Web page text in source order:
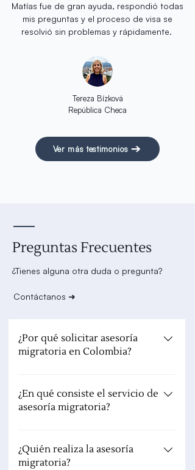
Matías fue de gran ayuda, respondió todas
mis preguntas y el proceso de visa se
resolvió sin problemas y rápidamente.
Tereza Bízková
República Checa
Ver más testimonios
Preguntas Frecuentes
¿Tienes alguna otra duda o pregunta?
Contáctanos ➜
¿Por qué solicitar asesoría
migratoria en Colombia?
profesional experto para determinar el
tipo adecuado de visa según sus
autoridad exige por facultad
discrecional. Además, asesorarse con
¿En qué consiste el servicio de
asesoría migratoria?
análisis detallado y estratégico de su
caso realizado por un abogado
¿Quién realiza la asesoría
migratoria?